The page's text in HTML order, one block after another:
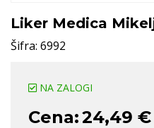
Liker Medica
Šifra: 6992
NA ZALOGI
Cena:24,49 €